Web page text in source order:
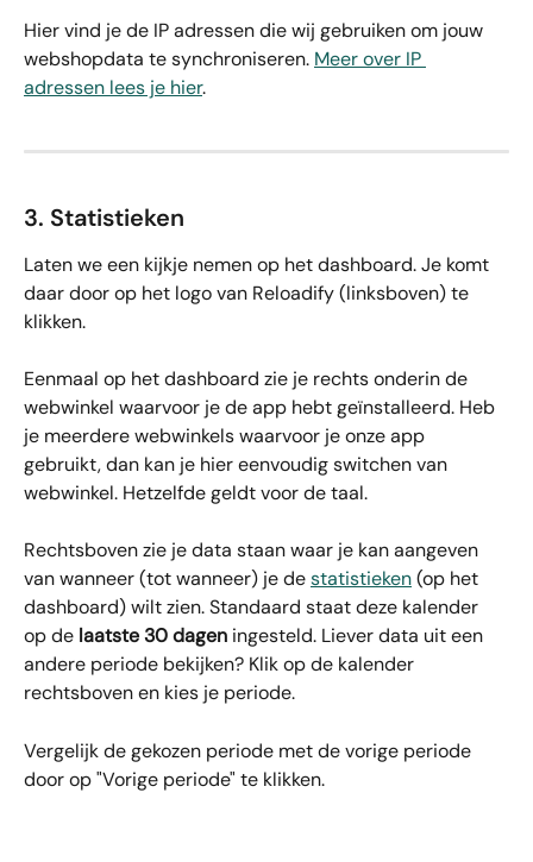
Hier vind je de IP adressen die wij gebruiken om jouw
webshopdata te synchroniseren. Meer over IP
adressen lees je hier.
3. Statistieken
Laten we een kijkje nemen op het dashboard. Je komt
daar door op het logo van Reloadify (linksboven) te
klikken.
Eenmaal op het dashboard zie je rechts onderin de
webwinkel waarvoor je de app hebt geïnstalleerd. Heb
je meerdere webwinkels waarvoor je onze app
gebruikt, dan kan je hier eenvoudig switchen van
webwinkel. Hetzelfde geldt voor de taal.
Rechtsboven zie je data staan waar je kan aangeven
van wanneer (tot wanneer) je de statistieken (op het
dashboard) wilt zien. Standaard staat deze kalender
op de laatste 30 dagen ingesteld. Liever data uit een
andere periode bekijken? Klik op de kalender
rechtsboven en kies je periode.
Vergelijk de gekozen periode met de vorige periode
door op "Vorige periode" te klikken.